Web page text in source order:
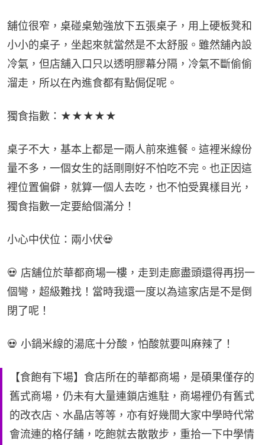
舖位很窄，桌碰桌勉強放下五張桌子，用上硬板凳和
小小的桌子，坐起來就當然是不太舒服。雖然舖內設
冷氣，但店舖入口只以透明膠幕分隔，冷氣不斷偷偷
溜走，所以在內進食都有點侷促呢。
獨食指數：★★★★★
桌子不大，基本上都是一兩人前來進餐。這裡米線份
量不多，一個女生的話剛剛好不怕吃不完。也正因這
裡位置偏僻，就算一個人去吃，也不怕受異樣目光，
獨食指數一定要給個滿分！
小心中伏位：兩小伏💀
💀 店舖位於華都商場一樓，走到走廊盡頭還得再拐一
個彎，超級難找！當時我還一度以為這家店是不是倒
閉了呢！
💀 小鍋米線的湯底十分酸，怕酸就要叫麻辣了！
【食飽有下場】食店所在的華都商場，是碩果僅存的
舊式商場，仍未有大量連鎖店進駐，商場裡仍有舊式
的改衣店、水晶店等等，亦有好幾間大家中學時代常
會流連的格仔舖，吃飽就去散散步，重拾一下中學情